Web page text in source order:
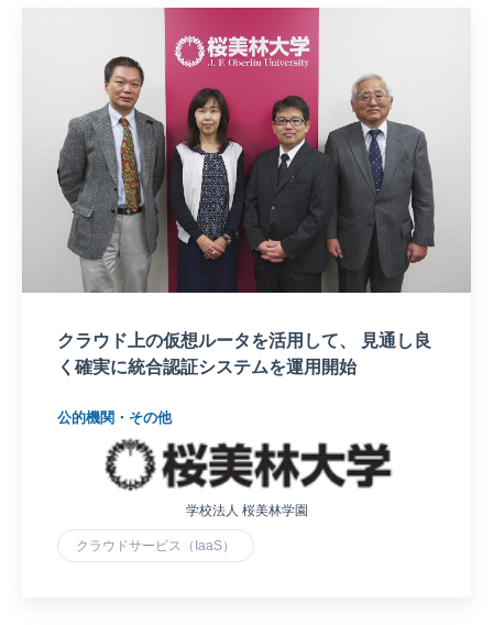
クラウド上の仮想ルータを活用して、 見通し良
く確実に統合認証システムを運用開始
公的機関・その他
学校法人 桜美林学園
クラウドサービス（IaaS）